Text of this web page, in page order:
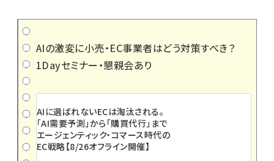
AIの激変に小売・EC事業者はどう対策すべき？
1Dayセミナー・懇親会あり
AIに選ばれないECは淘汰される。
「AI需要予測」から「購買代行」まで
エージェンティック・コマース時代の
EC戦略【8/26オフライン開催】